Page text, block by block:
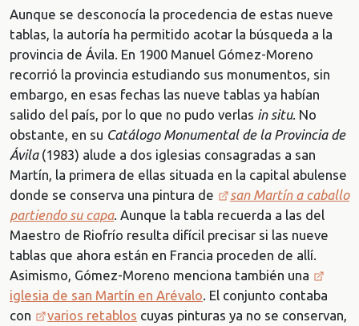
Aunque se desconocía la procedencia de estas nueve
tablas, la autoría ha permitido acotar la búsqueda a la
provincia de Ávila. En 1900 Manuel Gómez-Moreno
recorrió la provincia estudiando sus monumentos, sin
embargo, en esas fechas las nueve tablas ya habían
salido del país, por lo que no pudo verlas in situ. No
obstante, en su Catálogo Monumental de la Provincia de
Ávila(1983) alude a dos iglesias consagradas a san
Martín, la primera de ellas situada en la capital abulense
donde se conserva una pintura de
san Martín a caballo
partiendo su capa. Aunque la tabla recuerda a las del
Maestro de Riofrío resulta difícil precisar si las nueve
tablas que ahora están en Francia proceden de allí.
Asimismo, Gómez-Moreno menciona también una
iglesia de san Martín en Arévalo . El conjunto contaba
con
varios retablos cuyas pinturas ya no se conservan,